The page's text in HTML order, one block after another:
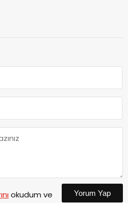
okudum ve
Yorum Yap